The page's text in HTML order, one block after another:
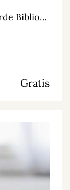
Guidet fælleslæsning – Espergærde Bibliotek
Gratis